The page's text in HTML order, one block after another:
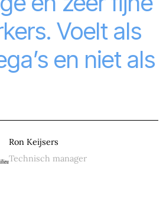
Voelt als
en niet als
Ron Keijsers
Technisch manager